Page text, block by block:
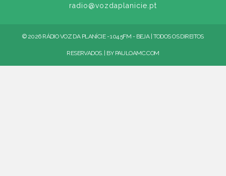
radio@vozdaplanicie.pt
© 2026 RÁDIO VOZ DA PLANÍCIE - 104.5FM - BEJA | TODOS OS DIREITOS
RESERVADOS. | BY PAULOAMC.COM